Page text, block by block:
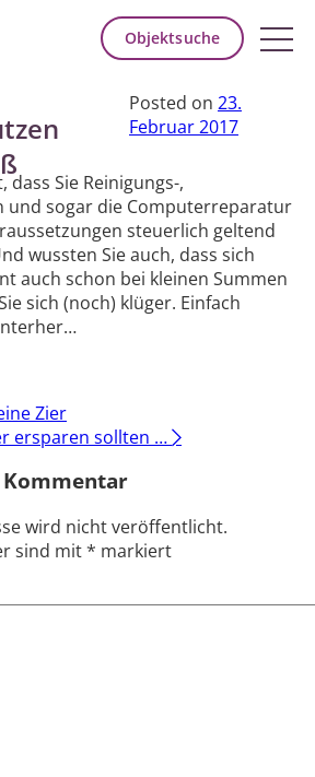
Objektsuche
Posted on 23.
Februar 2017
dass Sie Reinigungs-,
und sogar die Computerreparatur
steuerlich geltend
wussten Sie auch, dass sich
auch schon bei kleinen Summen
sich (noch) klüger. Einfach
Zier
ersparen sollten … →
Kommentar
wird nicht veröffentlicht.
sind mit * markiert